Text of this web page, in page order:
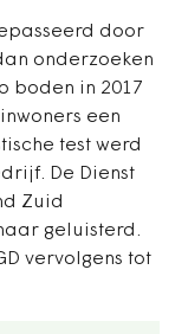
door
onderzoeken
boden in 2017
een
test werd
De Dienst
Zuid
geluisterd.
vervolgens tot